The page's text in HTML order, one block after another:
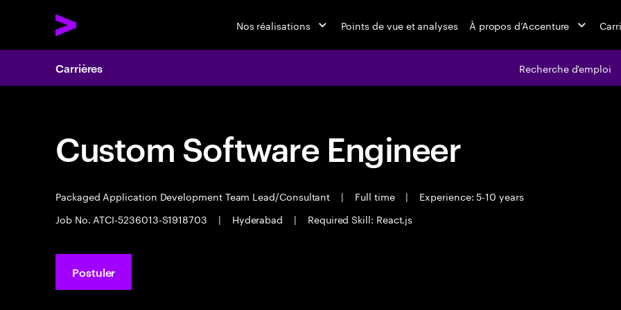
Nos réalisations Points de vue et analyses À propos d’Accenture
Carrières Recherche d'emploi
Custom Software Engineer
Packaged Application Development Team Lead/Consultant | Full time |
Experience: 5-10 years
Job No. ATCI-5236013-S1918703
| Hyderabad | Required Skill: React.js
Postuler